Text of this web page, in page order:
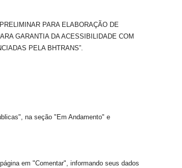
PARA ELABORAÇÃO DE
GARANTIA DA ACESSIBILIDADE COM
PELA BHTRANS”.
na seção "Em Andamento" e
em "Comentar", informando seus dados